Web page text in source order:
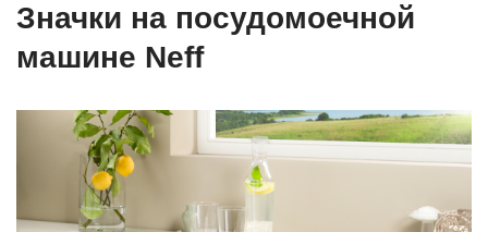
Значки на посудомоечной
машине Neff